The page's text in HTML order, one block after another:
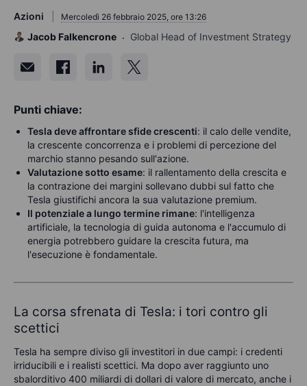
Azioni Mercoledì 26 febbraio 2025, ore 13:26
Jacob Falkencrone Global Head of Investment Strategy
Punti chiave:
Tesla deve affrontare sfide crescenti: il calo delle vendite,
la crescente concorrenza e i problemi di percezione del
marchio stanno pesando sull'azione.
Valutazione sotto esame: il rallentamento della crescita e
la contrazione dei margini sollevano dubbi sul fatto che
Tesla giustifichi ancora la sua valutazione premium.
Il potenziale a lungo termine rimane: l'intelligenza
artificiale, la tecnologia di guida autonoma e l'accumulo di
energia potrebbero guidare la crescita futura, ma
l'esecuzione è fondamentale.
La corsa sfrenata di Tesla: i tori contro gli
scettici
Tesla ha sempre diviso gli investitori in due campi: i credenti
irriducibili e i realisti scettici. Ma dopo aver raggiunto uno
sbalorditivo 400 miliardi di dollari di valore di mercato, anche i